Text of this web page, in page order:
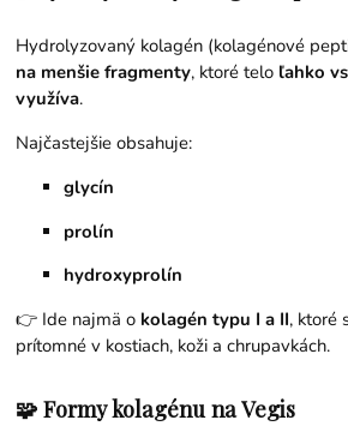
Hydrolyzovaný kolagén (kolagénové
na menšie fragmenty, ktoré telo ľahko
využíva.
Najčastejšie obsahuje:
glycín
prolín
hydroxyprolín
👉 Ide najmä o kolagén typu I a II, ktoré
prítomné v kostiach, koži a chrupavkách.
🧩 Formy kolagénu na Vegis